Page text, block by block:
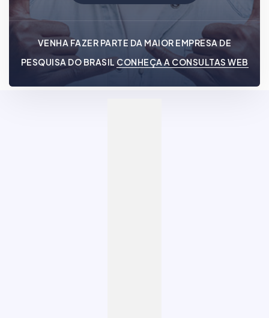
VENHA FAZER PARTE DA MAIOR EMPRESA DE
PESQUISA DO BRASIL CONHEÇA A CONSULTAS WEB